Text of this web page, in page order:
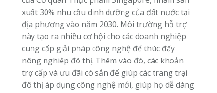
xuất 30% nhu cầu dinh dưỡng của đất nước tại
địa phương vào năm 2030. Môi trường hỗ trợ
này tạo ra nhiều cơ hội cho các doanh nghiệp
cung cấp giải pháp công nghệ để thúc đẩy
nông nghiệp đô thị. Thêm vào đó, các khoản
trợ cấp và ưu đãi có sẵn để giúp các trang trại
đô thị áp dụng công nghệ mới, giúp họ dễ dàng